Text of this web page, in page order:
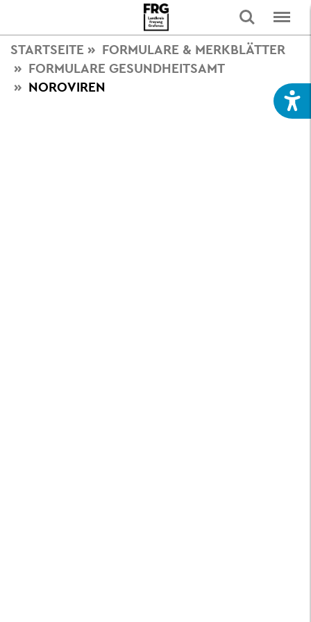
STARTSEITE
FORMULARE & MERKBLÄTTER
FORMULARE GESUNDHEITSAMT
NOROVIREN